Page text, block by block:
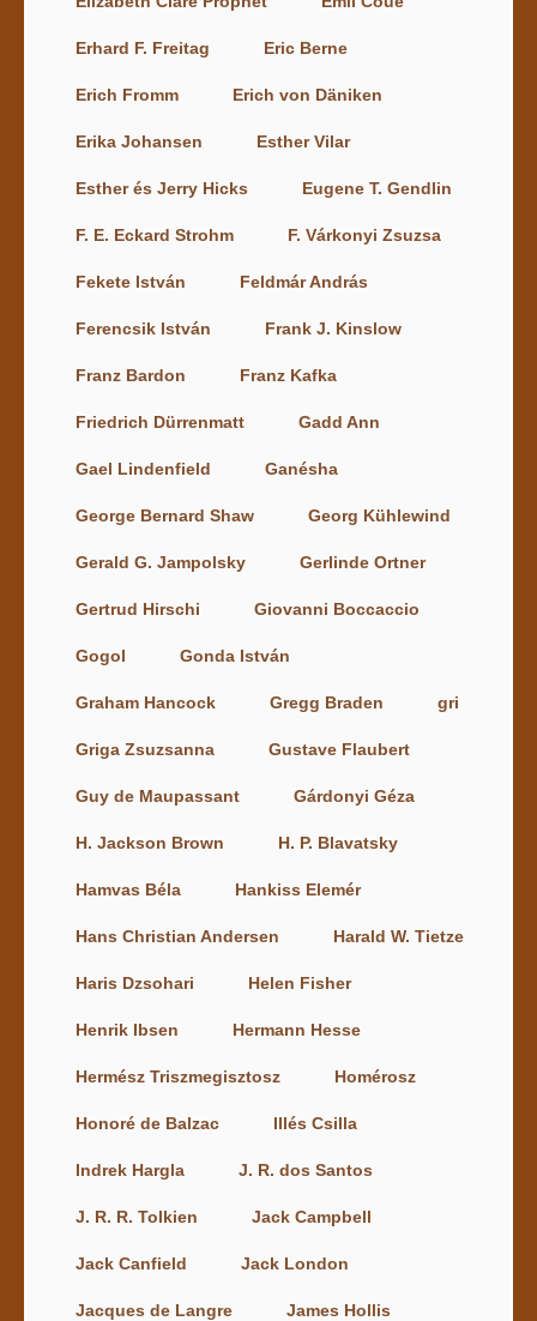
Erhard F. Freitag Eric Berne
Erich Fromm Erich von Däniken
Erika Johansen Esther Vilar
Esther és Jerry Hicks Eugene T. Gendlin
F. E. Eckard Strohm F. Várkonyi Zsuzsa
Fekete István Feldmár András
Ferencsik István Frank J. Kinslow
Franz Bardon Franz Kafka
Friedrich Dürrenmatt Gadd Ann
Gael Lindenfield Ganésha
George Bernard Shaw Georg Kühlewind
Gerald G. Jampolsky Gerlinde Ortner
Gertrud Hirschi Giovanni Boccaccio
Gogol Gonda István
Graham Hancock Gregg Braden gri
Griga Zsuzsanna Gustave Flaubert
Guy de Maupassant Gárdonyi Géza
H. Jackson Brown H. P. Blavatsky
Hamvas Béla Hankiss Elemér
Hans Christian Andersen Harald W. Tietze
Haris Dzsohari Helen Fisher
Henrik Ibsen Hermann Hesse
Hermész Triszmegisztosz Homérosz
Honoré de Balzac Illés Csilla
Indrek Hargla J. R. dos Santos
J. R. R. Tolkien Jack Campbell
Jack Canfield Jack London
Jacques de Langre James Hollis